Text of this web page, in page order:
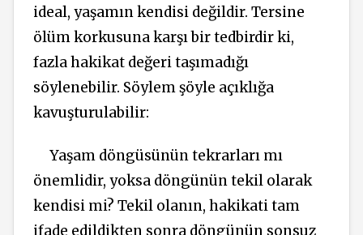
ideal, yaşamın kendisi değildir. Tersine
ölüm korkusuna karşı bir tedbirdir ki,
fazla hakikat değeri taşımadığı
söylenebilir. Söylem şöyle açıklığa
kavuşturulabilir:
Yaşam döngüsünün tekrarları mı
önemlidir, yoksa döngünün tekil olarak
kendisi mi? Tekil olanın, hakikati tam
ifade edildikten sonra döngünün sonsuz